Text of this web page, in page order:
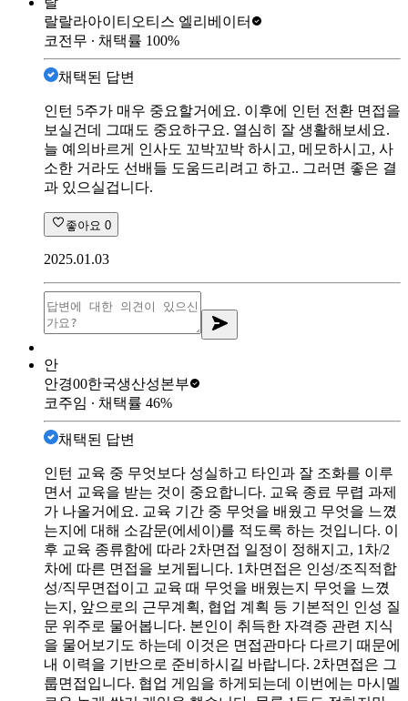
랄랄라아이티 오티스 엘리베이터
코전무 ∙ 채택률 100%
채택된 답변
인턴 5주가 매우 중요할거에요. 이후에 인턴 전환 면접을
보실건데 그때도 중요하구요. 열심히 잘 생활해보세요.
늘 예의바르게 인사도 꼬박꼬박 하시고, 메모하시고, 사
소한 거라도 선배들 도움드리려고 하고.. 그러면 좋은 결
과 있으실겁니다.
좋아요 0
2025.01.03
안
안경00한국생산성본부
코주임 ∙ 채택률 46%
채택된 답변
인턴 교육 중 무엇보다 성실하고 타인과 잘 조화를 이루
면서 교육을 받는 것이 중요합니다. 교육 종료 무렵 과제
가 나올거에요. 교육 기간 중 무엇을 배웠고 무엇을 느꼈
는지에 대해 소감문(에세이)를 적도록 하는 것입니다. 이
후 교육 종류함에 따라 2차면접 일정이 정해지고, 1차/2
차에 따른 면접을 보게됩니다. 1차면접은 인성/조직적합
성/직무면접이고 교육 때 무엇을 배웠는지 무엇을 느꼈
는지, 앞으로의 근무계획, 협업 계획 등 기본적인 인성 질
문 위주로 물어봅니다. 본인이 취득한 자격증 관련 지식
을 물어보기도 하는데 이것은 면접관마다 다르기 때문에
내 이력을 기반으로 준비하시길 바랍니다. 2차면접은 그
룹면접입니다. 협업 게임을 하게되는데 이번에는 마시멜